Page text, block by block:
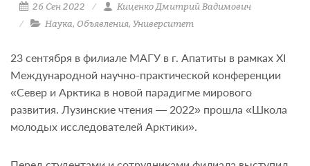
26 Сен 2022
Киценко Дмитрий Вадимович
Наука, Объявления, Университет
23 сентября в филиале МАГУ в г. Апатиты в рамках XI
Международной научно-практической конференции
«Север и Арктика в новой парадигме мирового
развития. Лузинские чтения — 2022» прошла «Школа
молодых исследователей Арктики».